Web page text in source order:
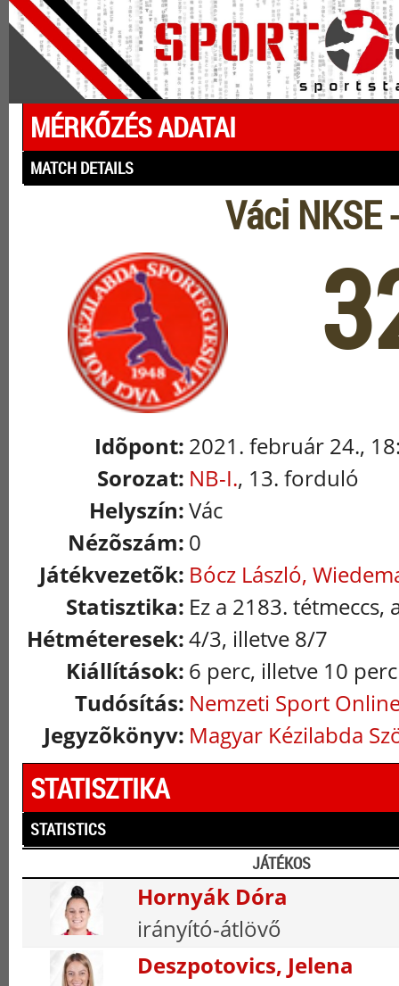
MÉRKŐZÉS ADATAI
MATCH DETAILS
Váci NKSE
Idõpont: 2021. február 24.,
Sorozat: NB-I., 13. forduló
Helyszín:Vác
Nézõszám: 0
Játékvezetõk: Bócz László,
Statisztika: Ez a 2183. tétmeccs,
Hétméteresek:4/3, illetve 8/7
Kiállítások: 6 perc, illetve 10 perc
Tudósítás: Nemzeti Sport
Jegyzõkönyv: Magyar Kézilabda
STATISZTIKA
STATISTICS
JÁTÉKOS
Hornyák Dóra
irányító-átlövő
Deszpotovics, Jelena